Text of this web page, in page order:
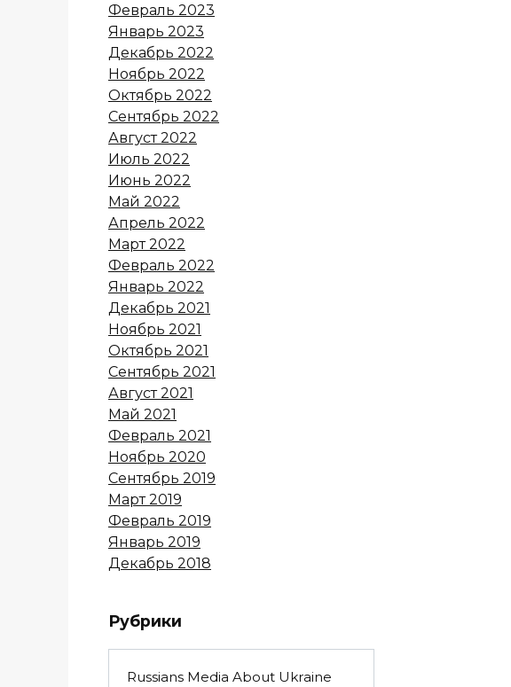
Февраль 2023
Январь 2023
Декабрь 2022
Ноябрь 2022
Октябрь 2022
Сентябрь 2022
Август 2022
Июль 2022
Июнь 2022
Май 2022
Апрель 2022
Март 2022
Февраль 2022
Январь 2022
Декабрь 2021
Ноябрь 2021
Октябрь 2021
Сентябрь 2021
Август 2021
Май 2021
Февраль 2021
Ноябрь 2020
Сентябрь 2019
Март 2019
Февраль 2019
Январь 2019
Декабрь 2018
Рубрики
Russians Media About Ukraine